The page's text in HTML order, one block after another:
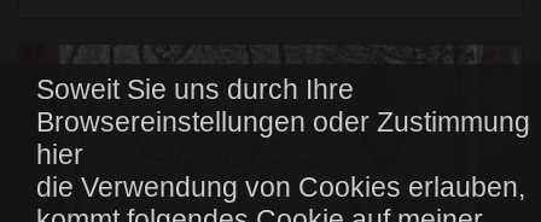
Soweit Sie uns durch Ihre
Browsereinstellungen oder Zustimmung
hier
die Verwendung von Cookies erlauben,